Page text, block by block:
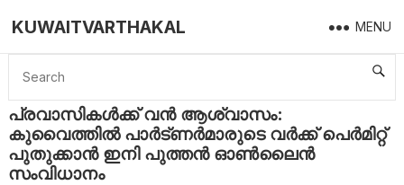
KUWAITVARTHAKAL MENU
Home Kuwait പ്രവാസികൾക്ക് വൻ ആശ്വാസം: കുവൈത്തിൽ പാർട്ണർമാരുടെ വർക്ക് പെർമിറ്റ് പുതുക്കാൻ ഇനി പുത്തൻ ഓൺലൈൻ സംവിധാനം
പ്രവാസികൾക്ക് വൻ ആശ്വാസം:
കുവൈത്തിൽ പാർട്ണർമാരുടെ വർക്ക് പെർമിറ്റ്
പുതുക്കാൻ ഇനി പുത്തൻ ഓൺലൈൻ
സംവിധാനം